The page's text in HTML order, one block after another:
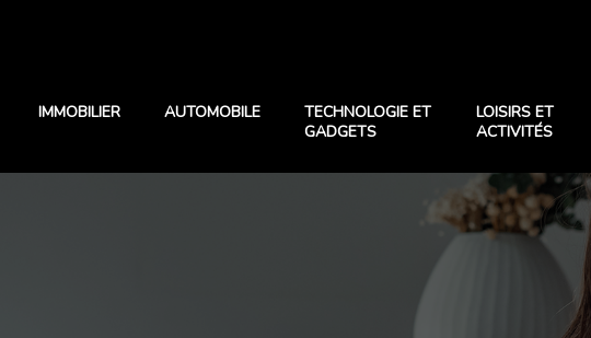
IMMOBILIER AUTOMOBILE
TECHNOLOGIE ET
GADGETS
LOISIRS ET
ACTIVITÉS